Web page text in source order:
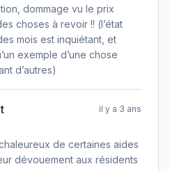
dommage vu le prix
choses à revoir !! (l’état
mois est inquiétant, et
exemple d’une chose
d’autres)
il y a 3 ans
de certaines aides
dévouement aux résidents